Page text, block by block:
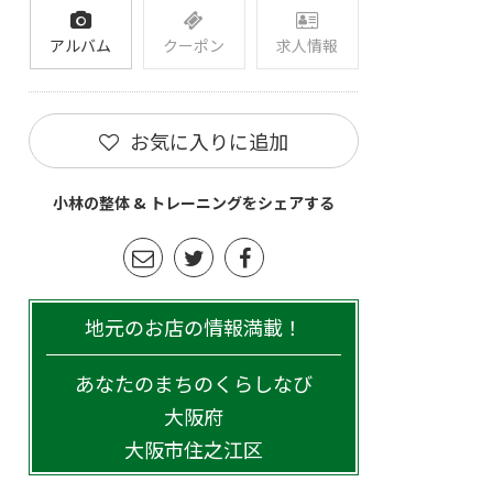
アルバム クーポン 求人情報
お気に入りに追加
小林の整体 & トレーニングをシェアする
地元のお店の情報満載！
あなたのまちのくらしなび
大阪府
大阪市住之江区